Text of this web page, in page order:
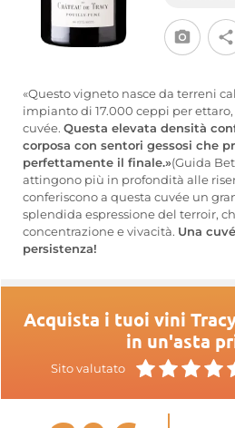
«Questo vigneto nasce da terreni
impianto di 17.000 ceppi per
cuvée. Questa elevata densità
corposa con sentori gessosi che
perfettamente il finale.»(Guida
attingono più in profondità alle
conferiscono a questa cuvée un
splendida espressione del terroir,
concentrazione e vivacità. Una
persistenza!
Acquista i tuoi vini
in un'asta
Sito valutato